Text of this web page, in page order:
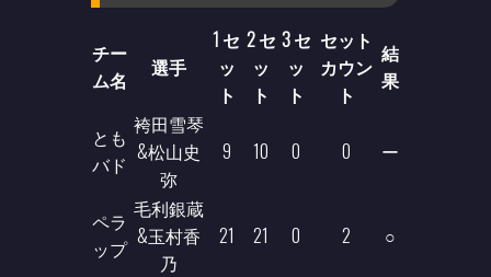
チー
ム名
選手
1 セ
ッ
ト
2 セ
ッ
ト
3 セ
ッ
ト
セット
カウン
ト
結
果
とも
バド
袴田雪琴
&松山史
弥
9 10 0 0 ー
ペラ
ップ
毛利銀蔵
&玉村香
乃
21 21 0 2 ○